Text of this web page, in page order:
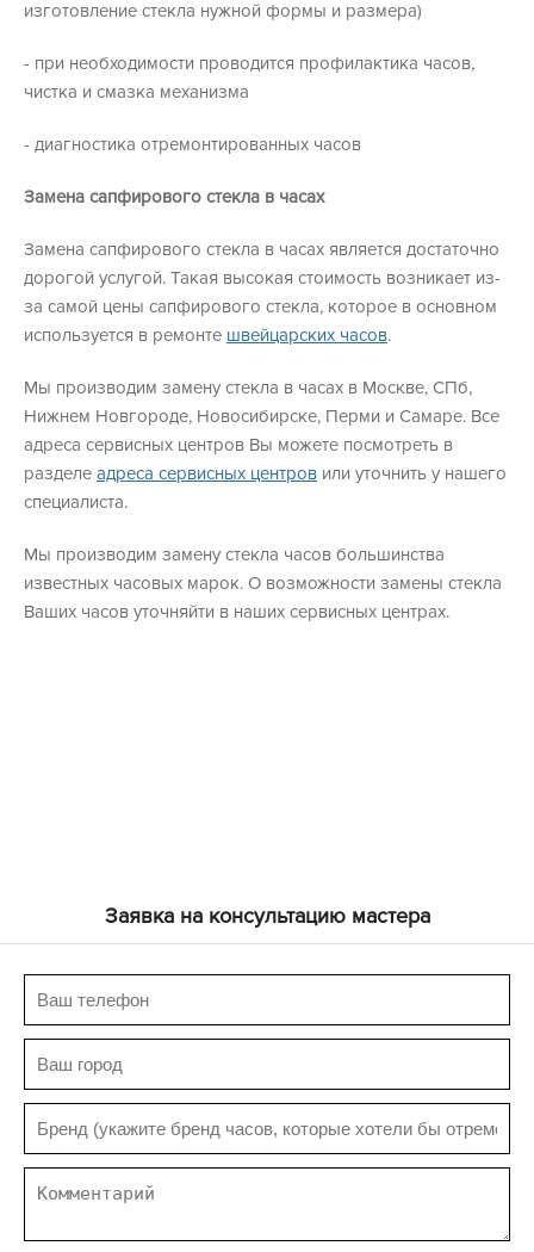
изготовление стекла нужной формы и размера)
- при необходимости проводится профилактика часов,
чистка и смазка механизма
- диагностика отремонтированных часов
Замена сапфирового стекла в часах
Замена сапфирового стекла в часах является достаточно
дорогой услугой. Такая высокая стоимость возникает из-
за самой цены сапфирового стекла, которое в основном
используется в ремонте швейцарских часов.
Мы производим замену стекла в часах в Москве, СПб,
Нижнем Новгороде, Новосибирске, Перми и Самаре. Все
адреса сервисных центров Вы можете посмотреть в
разделе адреса сервисных центров или уточнить у нашего
специалиста.
Мы производим замену стекла часов большинства
известных часовых марок. О возможности замены стекла
Ваших часов уточняйти в наших сервисных центрах.
Заявка на консультацию мастера